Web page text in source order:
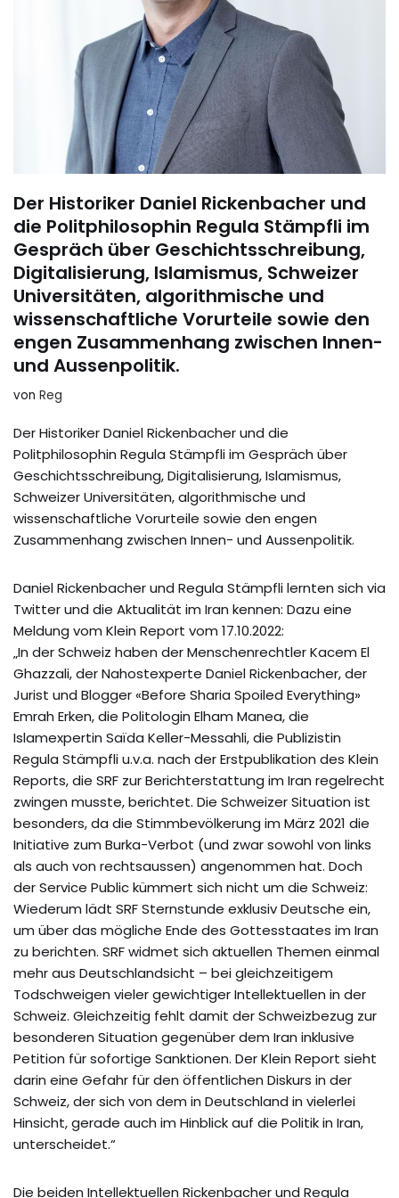
Der Historiker Daniel Rickenbacher und
die Politphilosophin Regula Stämpfli im
Gespräch über Geschichtsschreibung,
Digitalisierung, Islamismus, Schweizer
Universitäten, algorithmische und
wissenschaftliche Vorurteile sowie den
engen Zusammenhang zwischen Innen-
und Aussenpolitik.
von Reg
Der Historiker Daniel Rickenbacher und die
Politphilosophin Regula Stämpfli im Gespräch über
Geschichtsschreibung, Digitalisierung, Islamismus,
Schweizer Universitäten, algorithmische und
wissenschaftliche Vorurteile sowie den engen
Zusammenhang zwischen Innen- und Aussenpolitik.
Daniel Rickenbacher und Regula Stämpfli lernten sich via
Twitter und die Aktualität im Iran kennen: Dazu eine
Meldung vom Klein Report vom 17.10.2022:
„In der Schweiz haben der Menschenrechtler Kacem El
Ghazzali, der Nahostexperte Daniel Rickenbacher, der
Jurist und Blogger «Before Sharia Spoiled Everything»
Emrah Erken, die Politologin Elham Manea, die
Islamexpertin Saïda Keller-Messahli, die Publizistin
Regula Stämpfli u.v.a. nach der Erstpublikation des Klein
Reports, die SRF zur Berichterstattung im Iran regelrecht
zwingen musste, berichtet. Die Schweizer Situation ist
besonders, da die Stimmbevölkerung im März 2021 die
Initiative zum Burka-Verbot (und zwar sowohl von links
als auch von rechtsaussen) angenommen hat. Doch
der Service Public kümmert sich nicht um die Schweiz:
Wiederum lädt SRF Sternstunde exklusiv Deutsche ein,
um über das mögliche Ende des Gottesstaates im Iran
zu berichten. SRF widmet sich aktuellen Themen einmal
mehr aus Deutschlandsicht – bei gleichzeitigem
Todschweigen vieler gewichtiger Intellektuellen in der
Schweiz. Gleichzeitig fehlt damit der Schweizbezug zur
besonderen Situation gegenüber dem Iran inklusive
Petition für sofortige Sanktionen. Der Klein Report sieht
darin eine Gefahr für den öffentlichen Diskurs in der
Schweiz, der sich von dem in Deutschland in vielerlei
Hinsicht, gerade auch im Hinblick auf die Politik in Iran,
unterscheidet.“
Die beiden Intellektuellen Rickenbacher und Regula